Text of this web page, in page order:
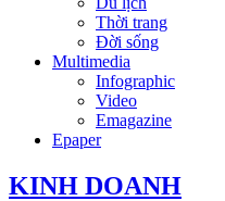
Thời trang
Đời sống
Multimedia
Infographic
Video
Emagazine
Epaper
KINH DOANH